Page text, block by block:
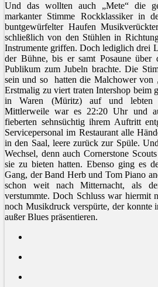
Und das wollten auch „Mete“ die
markanter Stimme Rockklassiker in
buntgewürfelter Haufen
schließlich von den Stühlen in
Instrumente griffen. Doch lediglich drei
der Bühne, bis er samt Posaune über
Publikum zum Jubeln brachte. Die
sein und so hatten die Malchower von
Erstmalig zu viert traten Intershop beim
in Waren (Müritz) auf und lebten
Mittlerweile war es 22:20 Uhr und
fieberten sehnsüchtig ihrem Auftritt
Servicepersonal im Restaurant alle
in den Saal, leere zurück zur Spüle.
Wechsel, denn auch Cornerstone
sie zu bieten hatten. Ebenso ging es
Gang, der Band Herb und Tom Piano
schon weit nach Mitternacht, als
verstummte. Doch Schluss war hiermit
noch Musikdruck verspürte, der konnte
außer Blues präsentieren.